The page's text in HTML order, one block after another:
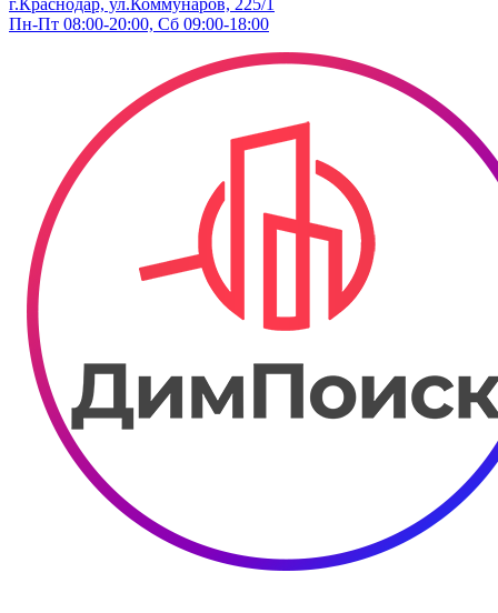
г.Краснодар, ул.Коммунаров, 225/1
Пн-Пт 08:00-20:00, Сб 09:00-18:00